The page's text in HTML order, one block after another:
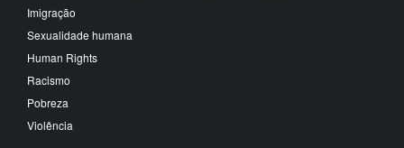
Imigração
Sexualidade humana
Human Rights
Racismo
Pobreza
Violência